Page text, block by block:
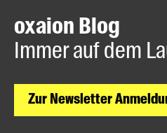
oxaion Blog
Immer auf dem
Zur Newsletter